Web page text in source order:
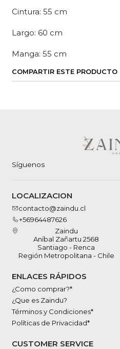
Cintura: 55 cm
Largo: 60 cm
Manga: 55 cm
COMPARTIR ESTE PRODUCTO
Síguenos
LOCALIZACION
contacto@zaindu.cl
+56964487626
Zaindu
Aníbal Zañartu 2568
Santiago - Renca
Región Metropolitana - Chile
ENLACES RÁPIDOS
¿Como comprar?*
¿Que es Zaindu?
Términos y Condiciones*
Políticas de Privacidad*
CUSTOMER SERVICE